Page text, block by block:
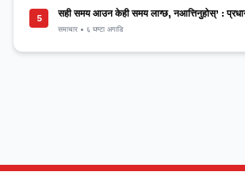
5 सही समय आउन केही समय लाग्छ, नआत्तिनुहोस्’ :
समाचार • ६ घण्टा अगाडि